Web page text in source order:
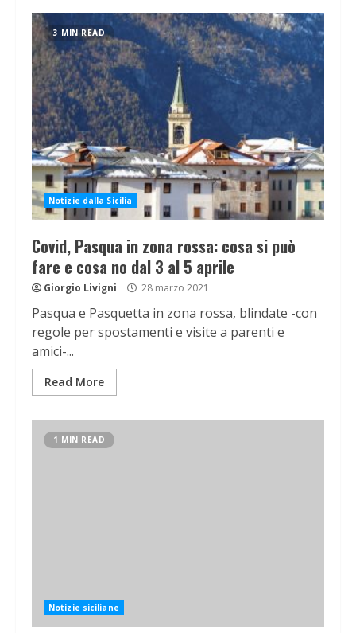
3 MIN READ
Notizie dalla Sicilia
Covid, Pasqua in zona rossa: cosa si può
fare e cosa no dal 3 al 5 aprile
Giorgio Livigni 28 marzo 2021
Pasqua e Pasquetta in zona rossa, blindate -con
regole per spostamenti e visite a parenti e
amici-...
Read More
1 MIN READ
Notizie siciliane